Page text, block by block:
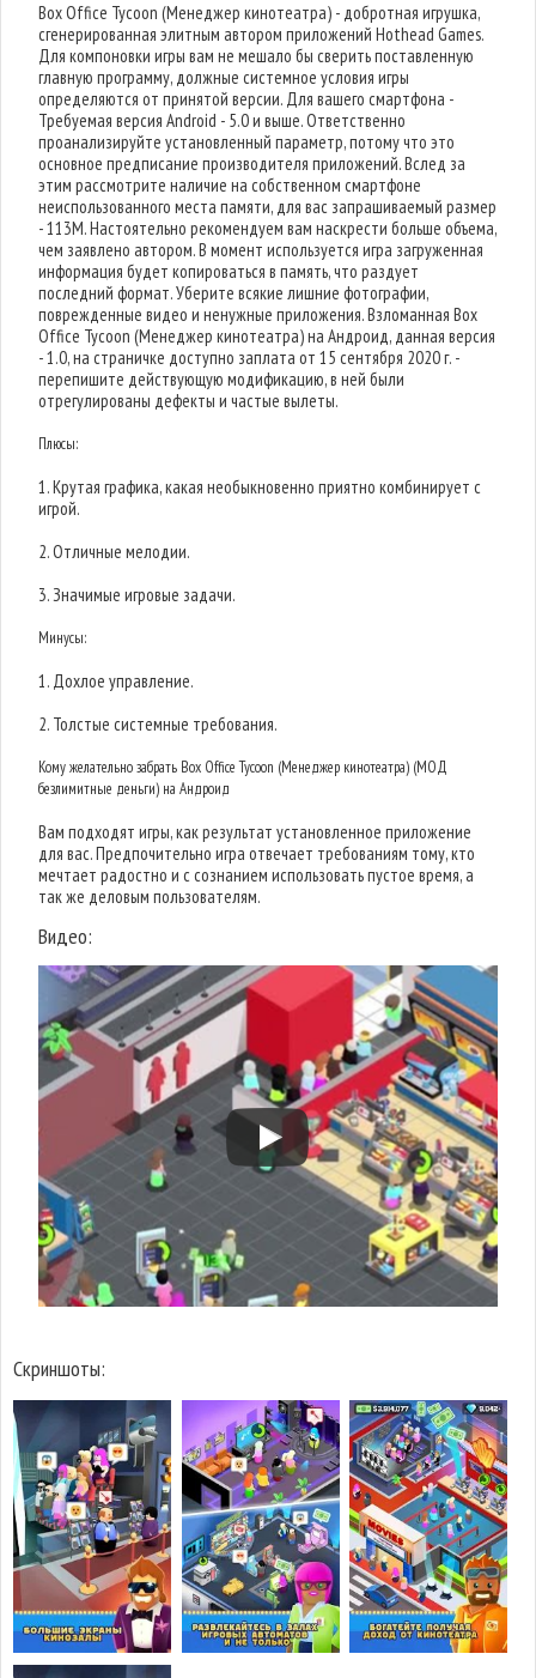
Box Office Tycoon (Менеджер кинотеатра) - добротная игрушка,
сгенерированная элитным автором приложений Hothead Games.
Для компоновки игры вам не мешало бы сверить поставленную
главную программу, должные системное условия игры
определяются от принятой версии. Для вашего смартфона -
Требуемая версия Android - 5.0 и выше. Ответственно
проанализируйте установленный параметр, потому что это
основное предписание производителя приложений. Вслед за
этим рассмотрите наличие на собственном смартфоне
неиспользованного места памяти, для вас запрашиваемый размер
- 113M. Настоятельно рекомендуем вам наскрести больше объема,
чем заявлено автором. В момент используется игра загруженная
информация будет копироваться в память, что раздует
последний формат. Уберите всякие лишние фотографии,
поврежденные видео и ненужные приложения. Взломанная Box
Office Tycoon (Менеджер кинотеатра) на Андроид, данная версия
- 1.0, на страничке доступно заплата от 15 сентября 2020 г. -
перепишите действующую модификацию, в ней были
отрегулированы дефекты и частые вылеты.
Плюсы:
1. Крутая графика, какая необыкновенно приятно комбинирует с
игрой.
2. Отличные мелодии.
3. Значимые игровые задачи.
Минусы:
1. Дохлое управление.
2. Толстые системные требования.
Кому желательно забрать Box Office Tycoon (Менеджер кинотеатра) (МОД
безлимитные деньги) на Андроид
Вам подходят игры, как результат установленное приложение
для вас. Предпочительно игра отвечает требованиям тому, кто
мечтает радостно и с сознанием использовать пустое время, а
так же деловым пользователям.
Видео:
Скриншоты: